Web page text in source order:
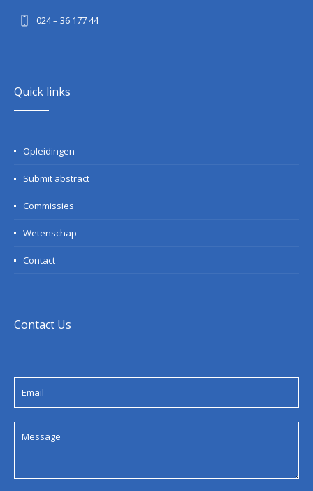
024 – 36 177 44
Quick links
Opleidingen
Submit abstract
Commissies
Wetenschap
Contact
Contact Us